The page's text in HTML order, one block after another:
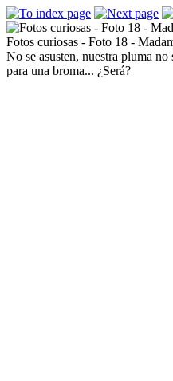
Fotos curiosas - Foto 18 -
No se asusten, nuestra pluma
para una broma... ¿Será?